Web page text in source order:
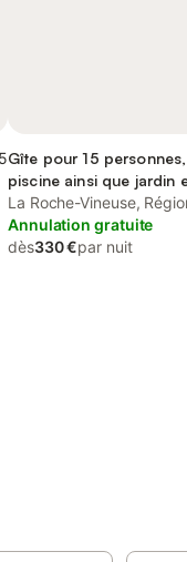
Gîte pour 15
piscine ainsi que jardin
La Roche-Vineuse,
Annulation gratuite
dès330 €par nuit